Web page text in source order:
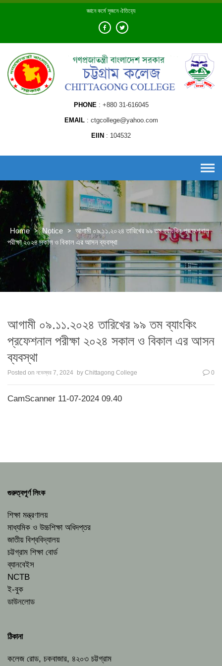
Skip
জ্ঞানে কর্মে সৃজনে ঐতিহ্যে
PHONE +880 31-616045
EMAIL ctgcollege@yahoo.com
EIIN 104532
Home > Notice > আগামী ০৯.১১.২০২৪ তারিখের ৯৯ তম ব্যাংকিং প্রফেশনাল
পরীক্ষা ২০২৪ সকাল ও বিকাল এর আসন ব্যবস্থা
আগামী ০৯.১১.২০২৪ তারিখের ৯৯ তম ব্যাংকিং
প্রফেশনাল পরীক্ষা ২০২৪ সকাল ও বিকাল এর আসন
ব্যবস্থা
Posted on নভেম্বর 7, 2024 by Chittagong College 0
CamScanner 11-07-2024 09.40
গুরুত্বপূর্ণ লিংক
শিক্ষা মন্ত্রণালয়
মাধ্যমিক ও উচ্চশিক্ষা অধিদপ্তর
জাতীয় বিশ্ববিদ্যালয়
চট্টগ্রাম শিক্ষা বোর্ড
ব্যানবেইস
NCTB
ই-বুক
ডাউনলোড
ঠিকানা
কলেজ রোড, চকবাজার, ৪২০৩ চট্টগ্রাম